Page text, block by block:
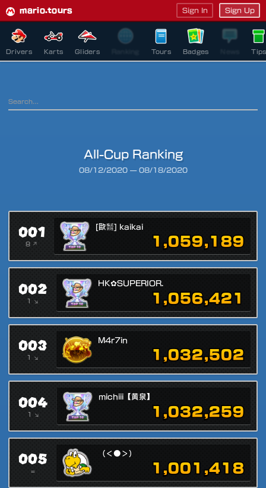
mario.tours Sign In Sign Up
Drivers Karts Gliders Tours Badges Tips
All-Cup Ranking
08/12/2020— 08/18/2020
001
8 ↗
[歐㍿] kaikai
1,059,189
002
1 ↘
HK✿SUPERIOR.
1,056,421
003
1 ↘
M4r7in
1,032,502
004
1 ↘
michiii【黄泉】
1,032,259
005
=
（＜●＞）
1,001,418